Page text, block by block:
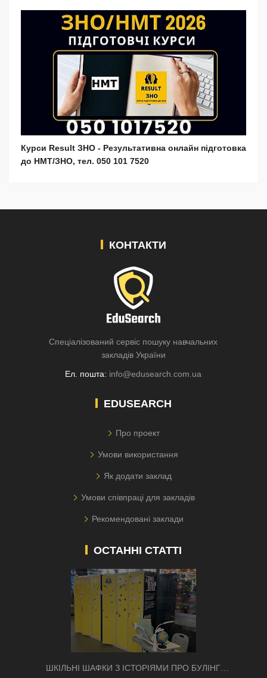
Курси Result ЗНО - Результативна онлайн підготовка
до НМТ/ЗНО, тел. 050 101 7520
КОНТАКТИ
Спеціалізований сервіс пошуку навчальних
закладів України
Ел. пошта: info@edusearch.com.ua
EDUSEARCH
Про проект
Умови використання
Як додати заклад
Умови співпраці для закладів
Рекомендовані заклади
ОСТАННІ СТАТТІ
ШКІЛЬНІ ШАФКИ З ІСТОРІЯМИ ПРО БУЛІНГ